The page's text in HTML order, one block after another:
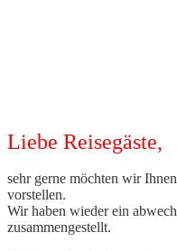
Liebe Reisegäste,
sehr gerne möchten wir
vorstellen.
Wir haben wieder ein
zusammengestellt.